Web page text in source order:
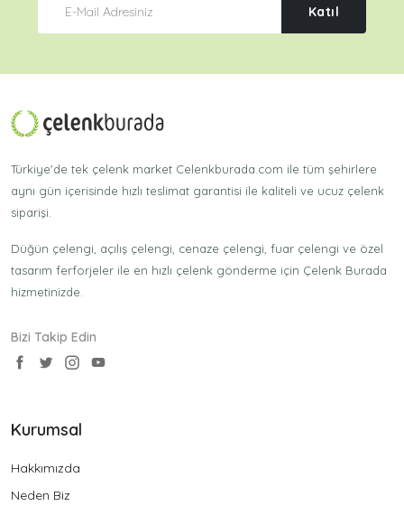
Katıl
Türkiye'de tek çelenk market Celenkburada.com ile tüm şehirlere
aynı gün içerisinde hızlı teslimat garantisi ile kaliteli ve ucuz çelenk
siparişi.
Düğün çelengi, açılış çelengi, cenaze çelengi, fuar çelengi ve özel
tasarım ferforjeler ile en hızlı çelenk gönderme için Çelenk Burada
hizmetinizde.
Bizi Takip Edin
Kurumsal
Hakkımızda
Neden Biz